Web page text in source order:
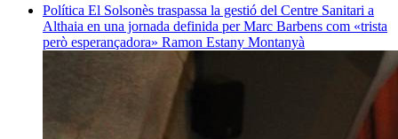
Política El Solsonès traspassa la gestió del Centre Sanitari a
Althaia en una jornada definida per Marc Barbens com «trista
però esperançadora» Ramon Estany Montanyà